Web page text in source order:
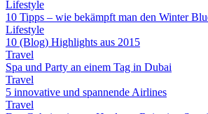
Lifestyle
10 Tipps – wie bekämpft man den Winter
Lifestyle
10 (Blog) Highlights aus 2015
Travel
Spa und Party an einem Tag in Dubai
Travel
5 innovative und spannende Airlines
Travel